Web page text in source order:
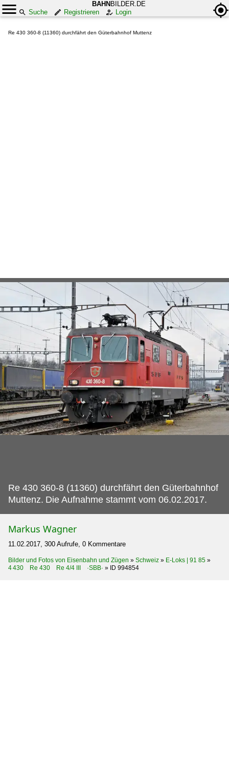
BAHN BILDER.DE
Suche
Registrieren Login
Re 430 360-8 (11360) durchfährt den Güterbahnhof Muttenz
Re 430 360-8 (11360) durchfährt den Güterbahnhof
Muttenz. Die Aufnahme stammt vom 06.02.2017.
Markus Wagner
11.02.2017, 300 Aufrufe, 0 Kommentare
Bilder und Fotos von Eisenbahn und Zügen » Schweiz » E-Loks | 91 85 »
4 430 Re 430 Re 4/4 III ·SBB· » ID 994854